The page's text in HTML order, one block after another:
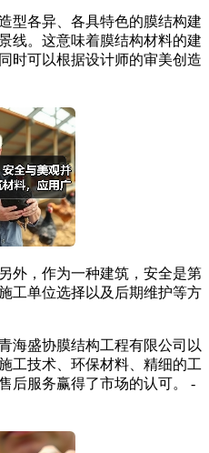
型各异、各具特色的膜结构建
线。这意味着膜结构材料的建
时可以根据设计师的审美创造
外，作为一种建筑，安全是第
工单位选择以及后期维护等方
海盛协膜结构工程有限公司以
工技术、环保材料、精细的工
后服务赢得了市场的认可。 -